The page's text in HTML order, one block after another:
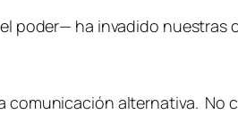
poder— ha invadido nuestras
comunicación alternativa. No